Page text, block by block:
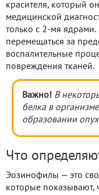
красителя, который
медицинской
только с 2-мя ядрами.
перемещаться за
воспалительные
повреждения тканей.
Важно! В
белка в
образовании
Что
Эозинофилы — это
которые показывают,